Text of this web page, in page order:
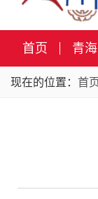
首页 青
现在的位置： 首页